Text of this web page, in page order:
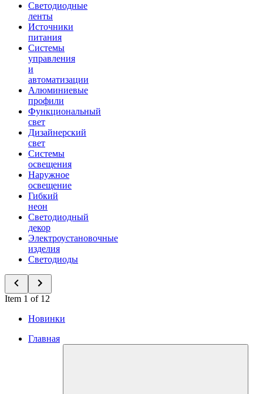
Светодиодные
ленты
Источники
питания
Системы
управления
и
автоматизации
Алюминиевые
профили
Функциональный
свет
Дизайнерский
свет
Системы
освещения
Наружное
освещение
Гибкий
неон
Светодиодный
декор
Электроустановочные
изделия
Светодиоды
Item 1 of 12
Новинки
Главная